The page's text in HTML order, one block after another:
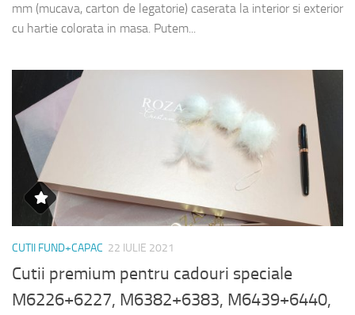
mm (mucava, carton de legatorie) caserata la interior si exterior
cu hartie colorata in masa. Putem...
CUTII FUND+CAPAC 22 IULIE 2021
Cutii premium pentru cadouri speciale
M6226+6227, M6382+6383, M6439+6440,